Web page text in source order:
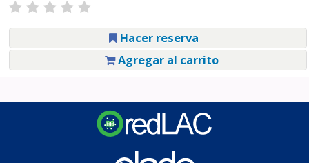
Hacer reserva
Agregar al carrito